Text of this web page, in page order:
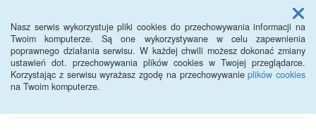
Nasz serwis wykorzystuje pliki cookies do przechowywania informacji na
Twoim komputerze. Są one wykorzystywane w celu zapewnienia
poprawnego działania serwisu. W każdej chwili możesz dokonać zmiany
ustawień dot. przechowywania plików cookies w Twojej przeglądarce.
Korzystając z serwisu wyrażasz zgodę na przechowywanieplików cookies
na Twoim komputerze.
Menu
BIP - Urząd Miejski
Wyśmierzyce